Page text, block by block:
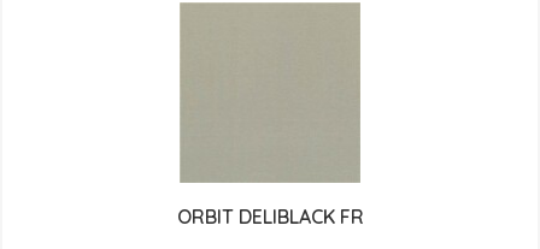
ORBIT DELIBLACK FR